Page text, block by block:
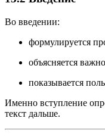
Во введении:
формулируется
объясняется
показывается
Именно вступление
текст дальше.